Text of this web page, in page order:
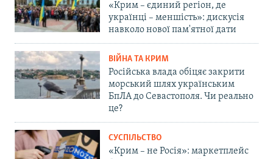
«Крим – єдиний регіон, де
українці – меншість»: дискусія
навколо нової пам'ятної дати
ВІЙНА ТА КРИМ
Російська влада обіцяє закрити
морський шлях українським
БпЛА до Севастополя. Чи реально
це?
СУСПІЛЬСТВО
«Крим – не Росія»: маркетплейс